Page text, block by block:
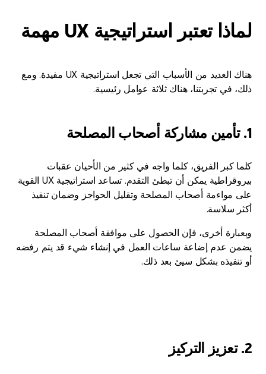
لماذا تعتبر استراتيجية UX مهمة
هناك العديد من الأسباب التي تجعل استراتيجية UX مفيدة. ومع
ذلك، في تجربتنا، هناك ثلاثة عوامل رئيسية.
1. تأمين مشاركة أصحاب المصلحة
كلما كبر الفريق، كلما واجه في كثير من الأحيان عقبات
بيروقراطية يمكن أن تبطئ التقدم. تساعد استراتيجية UX القوية
على مواءمة أصحاب المصلحة وتقليل الحواجز وضمان تنفيذ
أكثر سلاسة.
وبعبارة أخرى، فإن الحصول على موافقة أصحاب المصلحة
يضمن عدم إضاعة ساعات العمل في إنشاء شيء قد يتم رفضه
أو تنفيذه بشكل سيئ بعد ذلك.
2. تعزيز التركيز